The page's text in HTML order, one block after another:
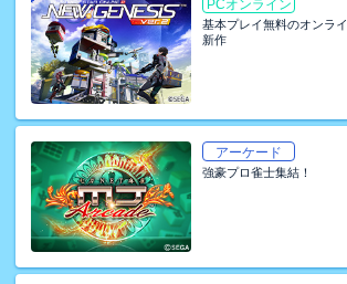
PCオンライン
基本プレイ無料のオンラ
新作
アーケード
強豪プロ雀士集結！